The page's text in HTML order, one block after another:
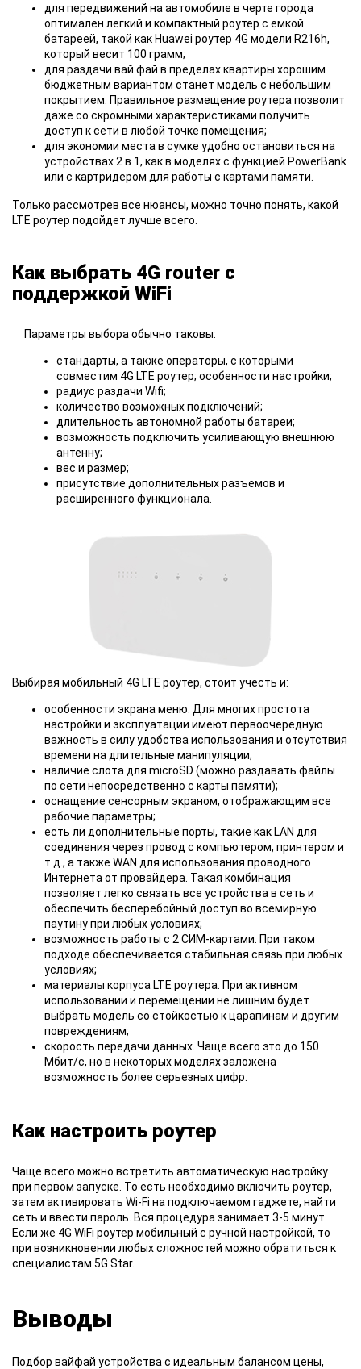
для передвижений на автомобиле в черте города
оптимален легкий и компактный роутер с емкой
батареей, такой как Huawei роутер 4G модели R216h,
который весит 100 грамм;
для раздачи вай фай в пределах квартиры хорошим
бюджетным вариантом станет модель с небольшим
покрытием. Правильное размещение роутера позволит
даже со скромными характеристиками получить
доступ к сети в любой точке помещения;
для экономии места в сумке удобно остановиться на
устройствах 2 в 1, как в моделях с функцией PowerBank
или с картридером для работы с картами памяти.
Только рассмотрев все нюансы, можно точно понять, какой
LTE роутер подойдет лучше всего.
Как выбрать 4G router с
поддержкой WiFi
Параметры выбора обычно таковы:
стандарты, а также операторы, с которыми
совместим 4G LTE роутер; особенности настройки;
радиус раздачи Wifi;
количество возможных подключений;
длительность автономной работы батареи;
возможность подключить усиливающую внешнюю
антенну;
вес и размер;
присутствие дополнительных разъемов и
расширенного функционала.
Выбирая мобильный 4G LTE роутер, стоит учесть и:
особенности экрана меню. Для многих простота
настройки и эксплуатации имеют первоочередную
важность в силу удобства использования и отсутствия
времени на длительные манипуляции;
наличие слота для microSD (можно раздавать файлы
по сети непосредственно с карты памяти);
оснащение сенсорным экраном, отображающим все
рабочие параметры;
есть ли дополнительные порты, такие как LAN для
соединения через провод с компьютером, принтером и
т.д., а также WAN для использования проводного
Интернета от провайдера. Такая комбинация
позволяет легко связать все устройства в сеть и
обеспечить бесперебойный доступ во всемирную
паутину при любых условиях;
возможность работы с 2 СИМ-картами. При таком
подходе обеспечивается стабильная связь при любых
условиях;
материалы корпуса LTE роутера. При активном
использовании и перемещении не лишним будет
выбрать модель со стойкостью к царапинам и другим
повреждениям;
скорость передачи данных. Чаще всего это до 150
Мбит/с, но в некоторых моделях заложена
возможность более серьезных цифр.
Как настроить роутер
Чаще всего можно встретить автоматическую настройку
при первом запуске. То есть необходимо включить роутер,
затем активировать Wi-Fi на подключаемом гаджете, найти
сеть и ввести пароль. Вся процедура занимает 3-5 минут.
Если же 4G WiFi роутер мобильный с ручной настройкой, то
при возникновении любых сложностей можно обратиться к
специалистам 5G Star.
Выводы
Подбор вайфай устройства с идеальным балансом цены,